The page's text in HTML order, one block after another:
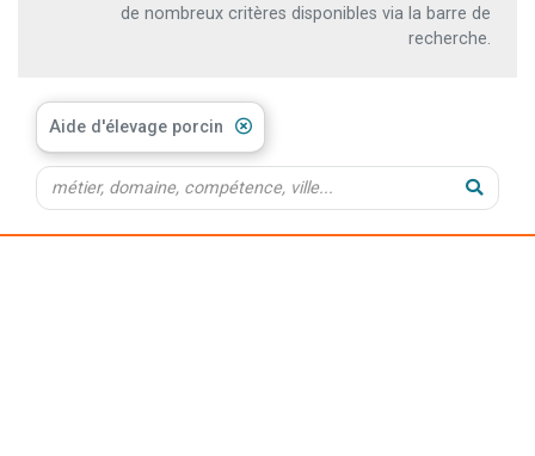
de nombreux critères disponibles via la barre de
recherche.
Aide d'élevage porcin